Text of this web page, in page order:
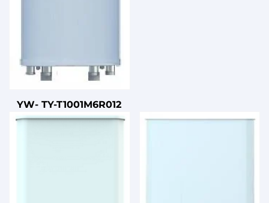
YW- TY-T1001M6R012